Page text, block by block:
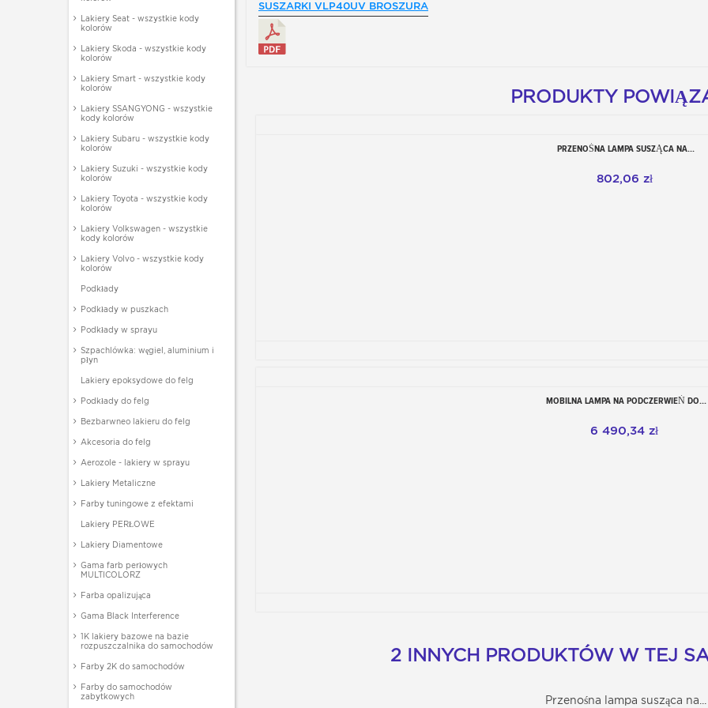
Lakiery Seat - wszystkie kody
kolorów
Lakiery Skoda - wszystkie kody
kolorów
Lakiery Smart - wszystkie kody
kolorów
Lakiery SSANGYONG - wszystkie
kody kolorów
Lakiery Subaru - wszystkie kody
kolorów
Lakiery Suzuki - wszystkie kody
kolorów
Lakiery Toyota - wszystkie kody
kolorów
Lakiery Volkswagen - wszystkie
kody kolorów
Lakiery Volvo - wszystkie kody
kolorów
Podkłady
Podkłady w puszkach
Podkłady w sprayu
Szpachlówka: węgiel, aluminium i
płyn
Lakiery epoksydowe do felg
Podkłady do felg
Bezbarwneo lakieru do felg
Akcesoria do felg
Aerozole - lakiery w sprayu
Lakiery Metaliczne
Farby tuningowe z efektami
Lakiery PERŁOWE
Lakiery Diamentowe
Gama farb perłowych
MULTICOLORZ
Farba opalizująca
Gama Black Interference
1K lakiery bazowe na bazie
rozpuszczalnika do samochodów
Farby 2K do samochodów
Farby do samochodów
zabytkowych
SUSZARKI VLP40UV BROSZURA
PRODUKTY
Dodaj do koszyka
PRZENOŚNA LAMPA SUSZĄCA NA...
802,06 zł
Dodaj do koszyka
MOBILNA LAMPA NA PODCZERWIEŃ DO...
6 490,34 zł
2 INNYCH PRODUKTÓW W TEJ
Dodaj do koszyka
Przenośna lampa susząca na...